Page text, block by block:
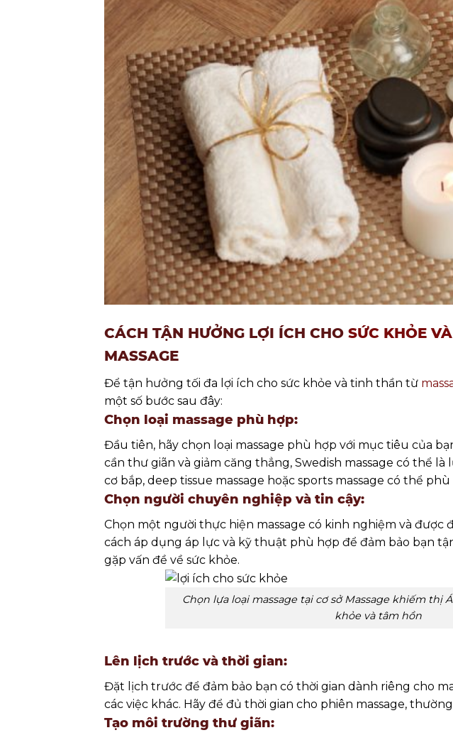
CÁCH TẬN HƯỞNG LỢI ÍCH CHO SỨC KHỎE
MASSAGE
Để tận hưởng tối đa lợi ích cho sức khỏe và tinh thần từ
một số bước sau đây:
Chọn loại massage phù hợp:
Đầu tiên, hãy chọn loại massage phù hợp với mục tiêu của
cần thư giãn và giảm căng thẳng, Swedish massage có thể
cơ bắp, deep tissue massage hoặc sports massage có thể
Chọn người chuyên nghiệp và tin cậy:
Chọn một người thực hiện massage có kinh nghiệm và được
cách áp dụng áp lực và kỹ thuật phù hợp để đảm bảo bạn
gặp vấn đề về sức khỏe.
Chọn lựa loại massage tại cơ sở Massage khiếm thị
khỏe và tâm hồn
Lên lịch trước và thời gian:
Đặt lịch trước để đảm bảo bạn có thời gian dành riêng cho
các việc khác. Hãy để đủ thời gian cho phiên massage,
Tạo môi trường thư giãn: